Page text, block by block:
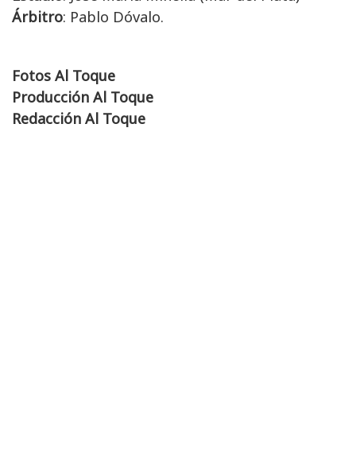
Árbitro: Pablo Dóvalo.
Fotos Al Toque
Producción Al Toque
Redacción Al Toque